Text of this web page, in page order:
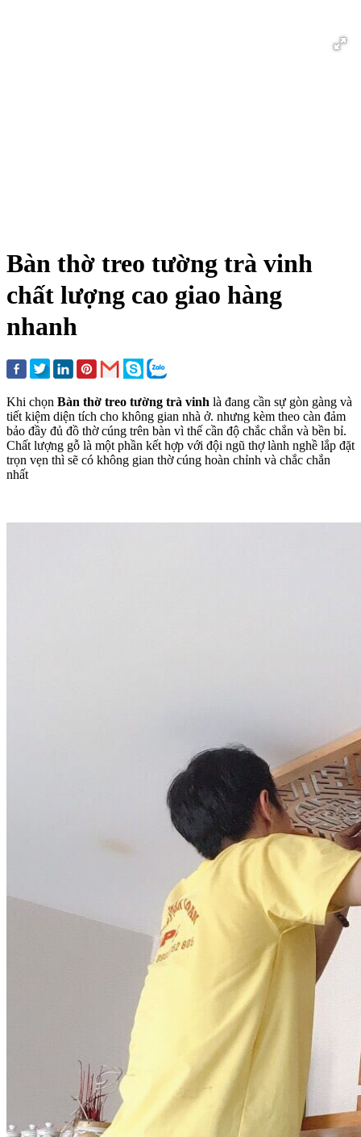
Bàn thờ treo tường trà vinh
chất lượng cao giao hàng
nhanh
Khi chọn Bàn thờ treo tường trà vinh là đang cần sự gòn gàng và
tiết kiệm diện tích cho không gian nhà ở. nhưng kèm theo càn đảm
bảo đầy đủ đồ thờ cúng trên bàn vì thế cần độ chắc chắn và bền bỉ.
Chất lượng gỗ là một phần kết hợp với đội ngũ thợ lành nghề lắp đặt
trọn vẹn thì sẽ có không gian thờ cúng hoàn chỉnh và chắc chắn
nhất